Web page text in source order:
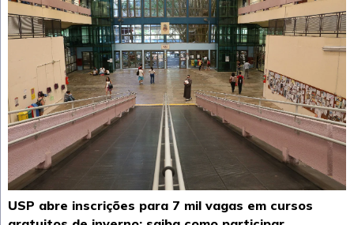
USP abre inscrições para 7 mil vagas em cursos